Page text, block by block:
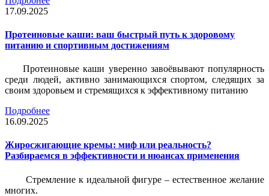
17.09.2025
Протеиновые каши: ваш быстрый путь к здоровому
питанию и спортивным достижениям
Протеиновые каши уверенно завоёвывают популярность
среди людей, активно занимающихся спортом, следящих за
своим здоровьем и стремящихся к эффективному питанию
Подробнее
16.09.2025
Жиросжигающие кремы: миф или реальность?
Разбираемся в эффективности и нюансах применения
Стремление к идеальной фигуре – естественное желание
многих.